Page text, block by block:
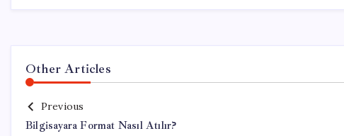
Other Articles
Previous
Bilgisayara Format Nasıl Atılır?